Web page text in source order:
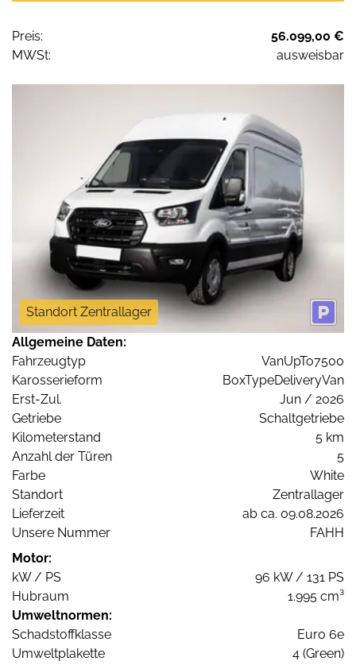
Preis:
56.099,00 €
MWSt:
ausweisbar
Standort Zentrallager
Allgemeine Daten:
Fahrzeugtyp
VanUpTo7500
Karosserieform
BoxTypeDeliveryVan
Erst-Zul.
Jun / 2026
Getriebe
Schaltgetriebe
Kilometerstand
5 km
Anzahl der Türen
5
Farbe
White
Standort
Zentrallager
Lieferzeit
ab ca. 09.08.2026
Unsere Nummer
FAHH
Motor:
kW / PS
96 kW / 131 PS
Hubraum
1.995 cm³
Umweltnormen:
Schadstoffklasse
Euro 6e
Umweltplakette
4 (Green)